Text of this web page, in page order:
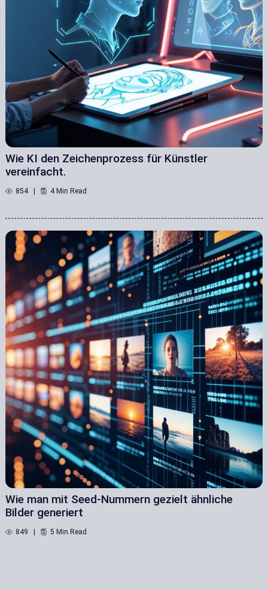
Wie KI den Zeichenprozess für Künstler
vereinfacht.
854 4 Min Read
Wie man mit Seed-Nummern gezielt ähnliche
Bilder generiert
849 5 Min Read